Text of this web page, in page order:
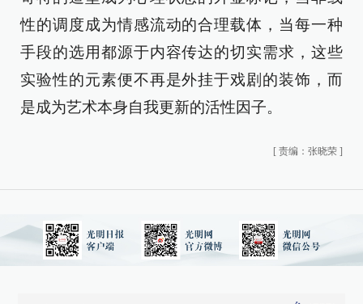
性的调度成为情感流动的合理载体，当每一种
手段的选用都源于内容传达的切实需求，这些
实验性的元素便不再是外挂于戏剧的装饰，而
是成为艺术本身自我更新的活性因子。
[ 责编：张晓荣 ]